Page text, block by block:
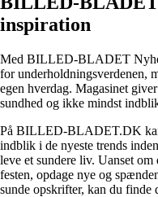
inspiration
Med BILLED-BLADET
for underholdningsverdenen,
egen hverdag. Magasinet
sundhed og ikke mindst
På BILLED-BLADET.DK
indblik i de nyeste trends
leve et sundere liv. Uanset
festen, opdage nye og
sunde opskrifter, kan du